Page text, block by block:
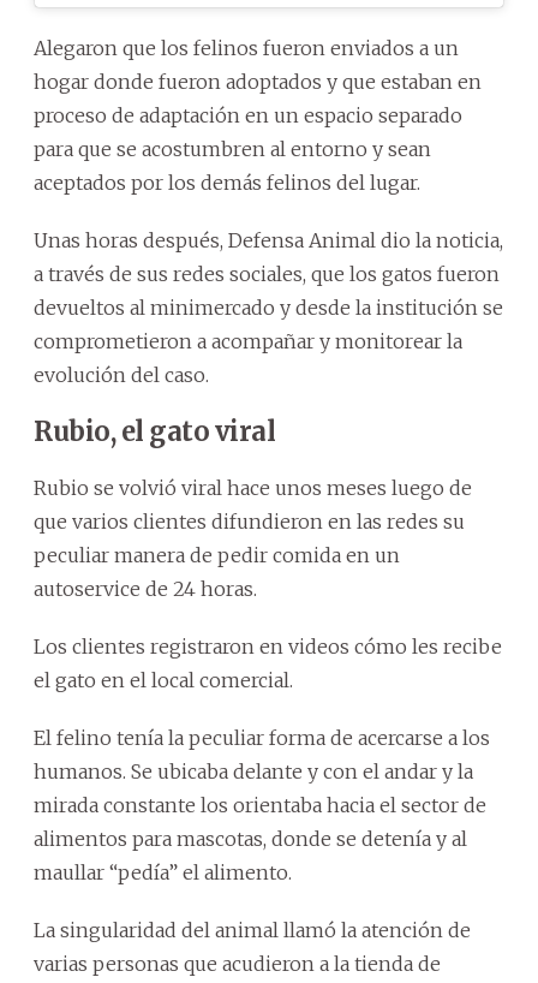
Alegaron que los felinos fueron enviados a un
hogar donde fueron adoptados y que estaban en
proceso de adaptación en un espacio separado
para que se acostumbren al entorno y sean
aceptados por los demás felinos del lugar.
Unas horas después, Defensa Animal dio la noticia,
a través de sus redes sociales, que los gatos fueron
devueltos al minimercado y desde la institución se
comprometieron a acompañar y monitorear la
evolución del caso.
Rubio, el gato viral
Rubio se volvió viral hace unos meses luego de
que varios clientes difundieron en las redes su
peculiar manera de pedir comida en un
autoservice de 24 horas.
Los clientes registraron en videos cómo les recibe
el gato en el local comercial.
El felino tenía la peculiar forma de acercarse a los
humanos. Se ubicaba delante y con el andar y la
mirada constante los orientaba hacia el sector de
alimentos para mascotas, donde se detenía y al
maullar “pedía” el alimento.
La singularidad del animal llamó la atención de
varias personas que acudieron a la tienda de